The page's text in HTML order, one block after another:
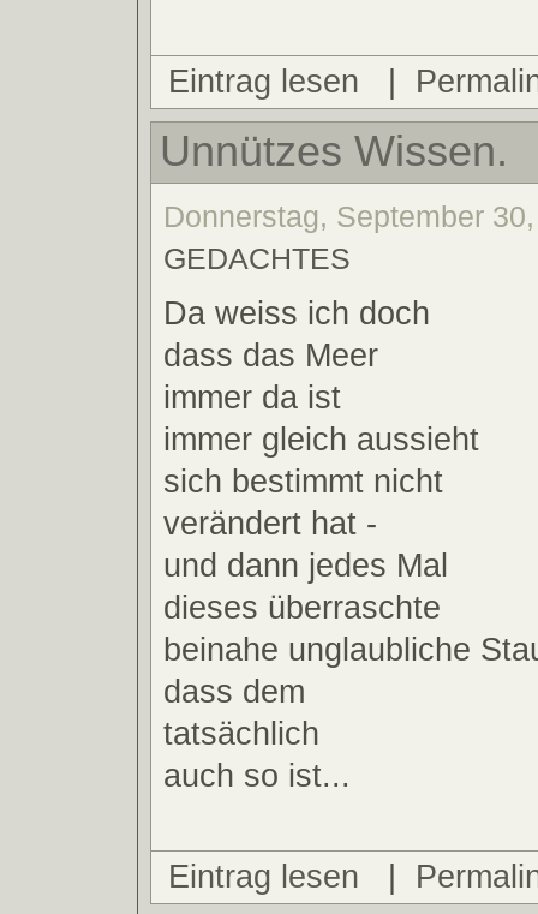
Eintrag lesen
Unnützes Wissen.
Donnerstag, September
GEDACHTES
Da weiss ich doch
dass das Meer
immer da ist
immer gleich aussieht
sich bestimmt nicht
verändert hat -
und dann jedes Mal
dieses überraschte
beinahe unglaubliche
dass dem
tatsächlich
auch so ist...
Eintrag lesen